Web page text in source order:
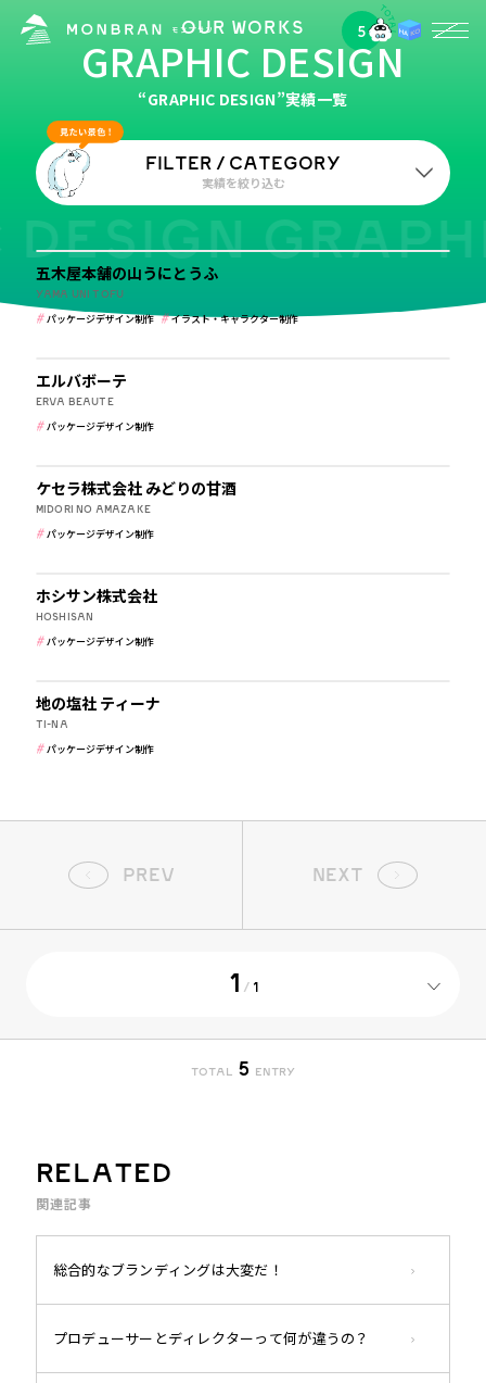
CATEGORY
パッケージデザイン制作
OUR WORKS
GRAPHIC DESIGN
5
“GRAPHIC DESIGN”実績一覧
FILTER / CATEGORY
実績を絞り込む
業種
すべて
病院・クリニック・医療 介護・福祉
公共・行政・団体
その他
すべて ぬいぐるみ・パペット制作
ロゴ（CI・CV制作）制作
フライヤー・チラシ・DM制作
ノベルティグッズ企画・制作
イラスト・キャラクター制作
その他
食品・飲食
五木屋本舗の山うにとうふ
YAMA UNI TOFU
パッケージデザイン制作
イラスト・キャラクター制作
エルバボーテ
ERVA BEAUTE
パッケージデザイン制作
ケセラ株式会社 みどりの甘酒
MIDORI NO AMAZAKE
パッケージデザイン制作
ホシサン株式会社
HOSHISAN
パッケージデザイン制作
地の塩社 ティーナ
TI-NA
パッケージデザイン制作
PREV
1 / 1
NEXT
TOTAL 5 ENTRY
RELATED
関連記事
総合的なブランディングは大変だ！
プロデューサーとディレクターって何が違うの？